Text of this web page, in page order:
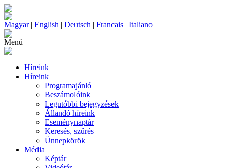
Magyar| English | Deutsch | Francais | Italiano
Menü
Híreink
Híreink
Programajánló
Beszámolóink
Legutóbbi bejegyzések
Állandó híreink
Eseménynaptár
Keresés, szűrés
Ünnepkörök
Média
Képtár